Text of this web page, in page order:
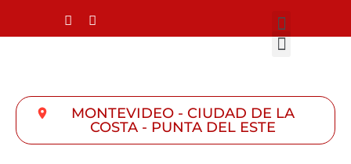
MONTEVIDEO - CIUDAD DE LA
COSTA - PUNTA DEL ESTE